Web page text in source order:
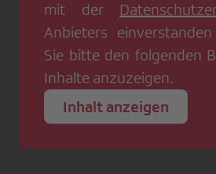
mit der
Anbieters
Sie bitte den folgenden
Inhalte anzuzeigen.
Inhalt anzeigen